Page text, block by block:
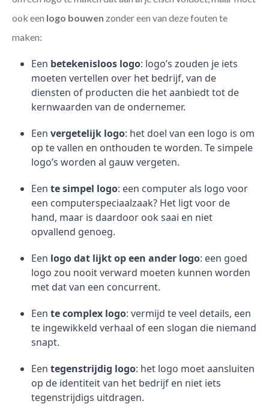
ook een logo bouwen zonder een van deze fouten te
maken:
Een betekenisloos logo: logo’s zouden je iets
moeten vertellen over het bedrijf, van de
diensten of producten die het aanbiedt tot de
kernwaarden van de ondernemer.
Een vergetelijk logo: het doel van een logo is om
op te vallen en onthouden te worden. Te simpele
logo’s worden al gauw vergeten.
Een te simpel logo: een computer als logo voor
een computerspeciaalzaak? Het ligt voor de
hand, maar is daardoor ook saai en niet
opvallend genoeg.
Een logo dat lijkt op een ander logo: een goed
logo zou nooit verward moeten kunnen worden
met dat van een concurrent.
Een te complex logo: vermijd te veel details, een
te ingewikkeld verhaal of een slogan die niemand
snapt.
Een tegenstrijdig logo: het logo moet aansluiten
op de identiteit van het bedrijf en niet iets
tegenstrijdigs uitdragen.